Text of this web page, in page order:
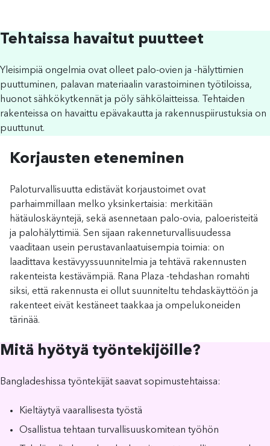
Tehtaissa havaitut puutteet
Yleisimpiä ongelmia ovat olleet palo-ovien ja -hälyttimien
puuttuminen, palavan materiaalin varastoiminen työtiloissa,
huonot sähkökytkennät ja pöly sähkölaitteissa. Tehtaiden
rakenteissa on havaittu epävakautta ja rakennuspiirustuksia on
puuttunut.
Korjausten eteneminen
Paloturvallisuutta edistävät korjaustoimet ovat
parhaimmillaan melko yksinkertaisia: merkitään
hätäuloskäyntejä, sekä asennetaan palo-ovia, paloeristeitä
ja palohälyttimiä. Sen sijaan rakenneturvallisuudessa
vaaditaan usein perustavanlaatuisempia toimia: on
laadittava kestävyyssuunnitelmia ja tehtävä rakennusten
rakenteista kestävämpiä. Rana Plaza -tehdashan romahti
siksi, että rakennusta ei ollut suunniteltu tehdaskäyttöön ja
rakenteet eivät kestäneet taakkaa ja ompelukoneiden
tärinää.
Mitä hyötyä työntekijöille?
Bangladeshissa työntekijät saavat sopimustehtaissa:
Kieltäytyä vaarallisesta työstä
Osallistua tehtaan turvallisuuskomitean työhön